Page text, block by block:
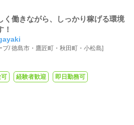
く働きながら、しっかり稼げる環境
！
プ/徳島市・鷹匠町・秋田町・小松島]
経験者歓迎 即日勤務可